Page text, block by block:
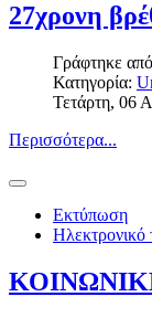
27χρονη
Γράφτηκε
Κατηγορία:
Τετάρτη, 06
Περισσότερα...
Εκτύπωση
Ηλεκτρονικό